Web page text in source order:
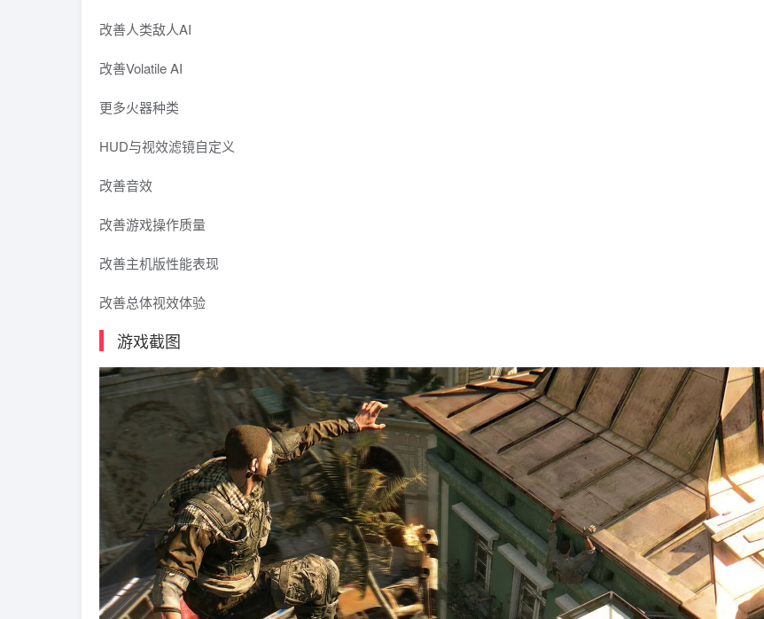
改善人类敌人AI
改善Volatile AI
更多火器种类
HUD与视效滤镜自定义
改善音效
改善游戏操作质量
改善主机版性能表现
改善总体视效体验
游戏截图